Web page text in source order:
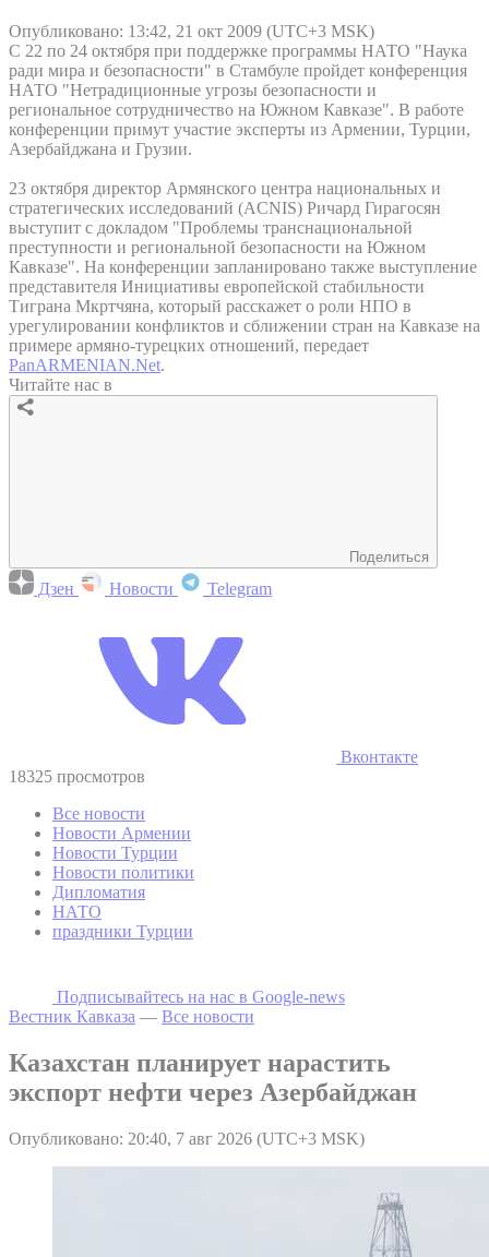
Опубликовано: 13:42, 21 окт 2009 (UTC+3 MSK)
С 22 по 24 октября при поддержке программы НАТО "Наука
ради мира и безопасности" в Стамбуле пройдет конференция
НАТО "Нетрадиционные угрозы безопасности и
региональное сотрудничество на Южном Кавказе". В работе
конференции примут участие эксперты из Армении, Турции,
Азербайджана и Грузии.
23 октября директор Армянского центра национальных и
стратегических исследований (ACNIS) Ричард Гирагосян
выступит с докладом "Проблемы транснациональной
преступности и региональной безопасности на Южном
Кавказе". На конференции запланировано также выступление
представителя Инициативы европейской стабильности
Тиграна Мкртчяна, который расскажет о роли НПО в
урегулировании конфликтов и сближении стран на Кавказе на
примере армяно-турецких отношений, передает
PanARMENIAN.Net.
Читайте нас в
Поделиться
Дзен Новости Telegram
Вконтакте
18325 просмотров
Все новости
Новости Армении
Новости Турции
Новости политики
Дипломатия
НАТО
праздники Турции
Подписывайтесь на наc в Google-news
Вестник Кавказа — Все новости
Казахстан планирует нарастить
экспорт нефти через Азербайджан
Опубликовано: 20:40, 7 авг 2026 (UTC+3 MSK)